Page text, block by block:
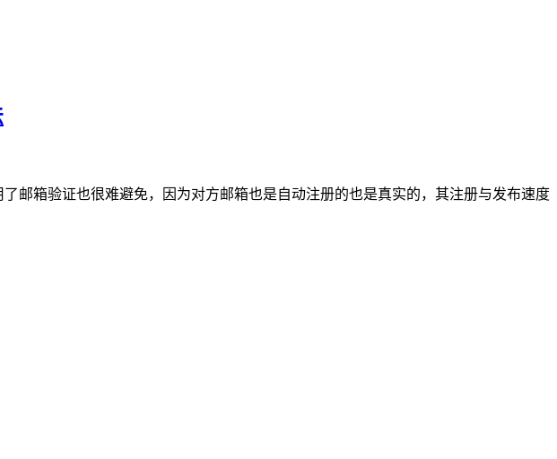
邮箱验证也很难避免，因为对方邮箱也是自动注册的也是真实的，其注册与发布速度